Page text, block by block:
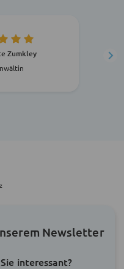
Zumkley
Newsletter
interessant?